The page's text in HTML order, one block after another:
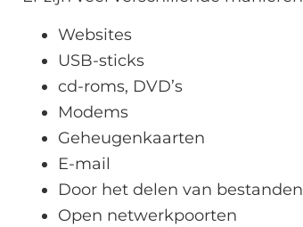
Websites
USB-sticks
cd-roms, DVD’s
Modems
Geheugenkaarten
E-mail
Door het delen van bestanden
Open netwerkpoorten